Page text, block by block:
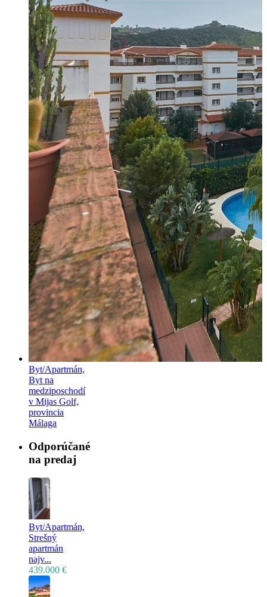
Byt/Apartmán,
Byt na
medziposchodí
v Mijas Golf,
provincia
Málaga
Odporúčané
na predaj
Byt/Apartmán,
Strešný
apartmán
najv...
439.000 €